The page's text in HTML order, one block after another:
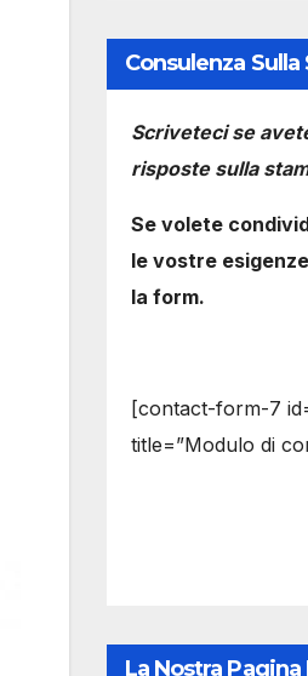
Consulenza Sulla
Scriveteci se
risposte sulla
Se volete
le vostre
la form.
[contact-form-7
title=”Modulo di
La Nostra